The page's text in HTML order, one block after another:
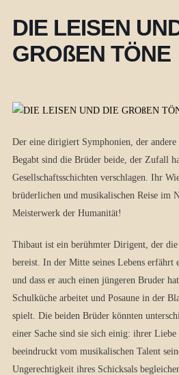
DIE LEISEN
GROßEN TÖNE
Der eine dirigiert Symphonien, der
Begabt sind die Brüder beide, der Zufall
Gesellschaftsschichten verschlagen. Ihr
brüderlichen und musikalischen Reise im
Meisterwerk der Humanität!
Thibaut ist ein berühmter Dirigent, der die
bereist. In der Mitte seines Lebens erfährt
und dass er auch einen jüngeren Bruder
Schulküche arbeitet und Posaune in der
spielt. Die beiden Brüder könnten
einer Sache sind sie sich einig: ihrer
beeindruckt vom musikalischen Talent
Ungerechtigkeit ihres Schicksals